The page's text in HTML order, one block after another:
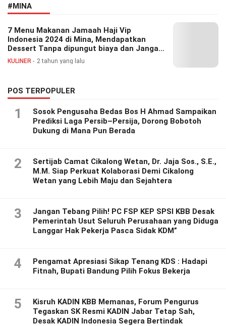
#MINA
7 Menu Makanan Jamaah Haji Vip
Indonesia 2024 di Mina, Mendapatkan
Dessert Tanpa dipungut biaya dan Jangan
Takut Kehabisan
KULINER 2 tahun yang lalu
POS TERPOPULER
1
Sosok Pengusaha Bedas Bos H Ahmad Sampaikan
Prediksi Laga Persib–Persija, Dorong Bobotoh
Dukung di Mana Pun Berada
2
Sertijab Camat Cikalong Wetan, Dr. Jaja Sos., S.E.,
M.M. Siap Perkuat Kolaborasi Demi Cikalong
Wetan yang Lebih Maju dan Sejahtera
3
Jangan Tebang Pilih! PC FSP KEP SPSI KBB Desak
Pemerintah Usut Seluruh Perusahaan yang Diduga
Langgar Hak Pekerja Pasca Sidak KDM”
4
Pengamat Apresiasi Sikap Tenang KDS : Hadapi
Fitnah, Bupati Bandung Pilih Fokus Bekerja
5
Kisruh KADIN KBB Memanas, Forum Pengurus
Tegaskan SK Resmi KADIN Jabar Tetap Sah,
Desak KADIN Indonesia Segera Bertindak